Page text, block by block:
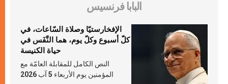
البابا فرنسيس
الإفخارستيّا وصلاة السّاعات، في
كلّ أسبوع وكلّ يوم، هما النَّفَس في
حياة الكنيسة
النص الكامل للمقابلة العامّة مع
المؤمنين يوم الأربعاء 5 آب 2026